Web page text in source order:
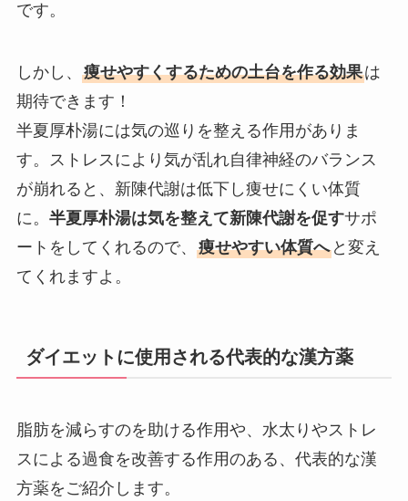
です。
しかし、 痩せやすくするための土台を作る効果は
期待できます！
半夏厚朴湯には気の巡りを整える作用がありま
す。ストレスにより気が乱れ自律神経のバランス
が崩れると、新陳代謝は低下し痩せにくい体質
に。 半夏厚朴湯は気を整えて新陳代謝を促すサポ
ートをしてくれるので、 痩せやすい体質へと変え
てくれますよ。
ダイエットに使用される代表的な漢方薬
脂肪を減らすのを助ける作用や、水太りやストレ
スによる過食を改善する作用のある、代表的な漢
方薬をご紹介します。